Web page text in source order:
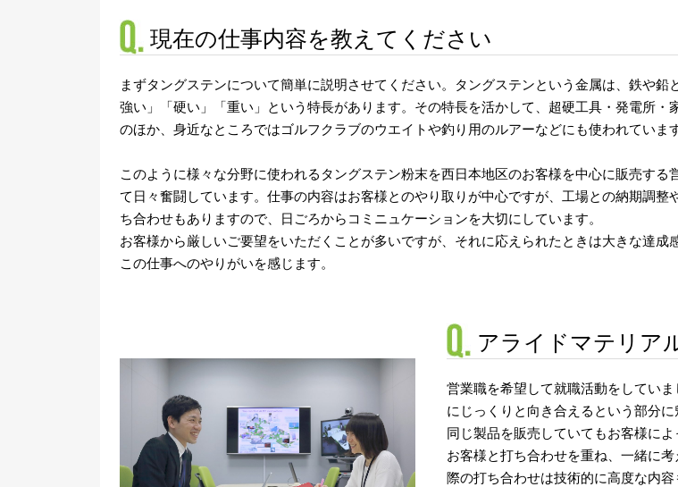
現在の仕事内容を教えてください
まずタングステンについて簡単に説明させてください。タングステンという金属は、鉄や鉛
強い」「硬い」「重い」という特長があります。その特長を活かして、超硬工具・発電所・
のほか、身近なところではゴルフクラブのウエイトや釣り用のルアーなどにも使われています
このように様々な分野に使われるタングステン粉末を西日本地区のお客様を中心に販売する
て日々奮闘しています。仕事の内容はお客様とのやり取りが中心ですが、工場との納期調整
ち合わせもありますので、日ごろからコミニュケーションを大切にしています。
お客様から厳しいご要望をいただくことが多いですが、それに応えられたときは大きな達成
この仕事へのやりがいを感じます。
アライドマテリア
営業職を希望して就職活動をしてい
にじっくりと向き合えるという部分に
同じ製品を販売していてもお客様に
お客様と打ち合わせを重ね、一緒に
際の打ち合わせは技術的に高度な内